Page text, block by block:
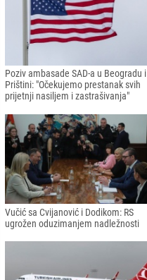
Poziv ambasade SAD-a u Beogradu i
Prištini: "Očekujemo prestanak svih
prijetnji nasiljem i zastrašivanja"
Vučić sa Cvijanović i Dodikom: RS
ugrožen oduzimanjem nadležnosti